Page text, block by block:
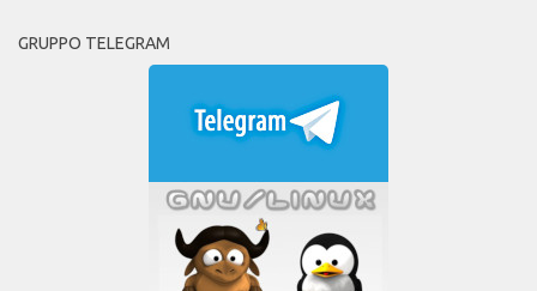
GRUPPO TELEGRAM